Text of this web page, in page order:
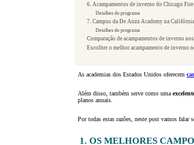
6. Acampamentos de inverno do Chicago Fire
Detalhes do programa
7. Campus da De Anza Academy na Califórnia
Detalhes do programa
Comparação de acampamentos de inverno
Escolher o melhor acampamento de inverno
As academias dos Estados Unidos oferecem
Além disso, também serve como uma
planos anuais.
Por todas estas razões, neste post vamos falar
1. OS MELHORES